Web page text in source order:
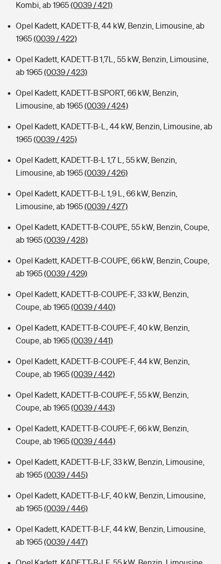
Kombi, ab 1965(0039 / 421)
Opel Kadett, KADETT-B, 44 kW, Benzin, Limousine, ab
1965(0039 / 422)
Opel Kadett, KADETT-B 1,7L, 55 kW, Benzin, Limousine,
ab 1965(0039 / 423)
Opel Kadett, KADETT-B SPORT, 66 kW, Benzin,
Limousine, ab 1965(0039 / 424)
Opel Kadett, KADETT-B-L, 44 kW, Benzin, Limousine, ab
1965(0039 / 425)
Opel Kadett, KADETT-B-L 1,7 L, 55 kW, Benzin,
Limousine, ab 1965(0039 / 426)
Opel Kadett, KADETT-B-L 1,9 L, 66 kW, Benzin,
Limousine, ab 1965(0039 / 427)
Opel Kadett, KADETT-B-COUPE, 55 kW, Benzin, Coupe,
ab 1965(0039 / 428)
Opel Kadett, KADETT-B-COUPE, 66 kW, Benzin, Coupe,
ab 1965(0039 / 429)
Opel Kadett, KADETT-B-COUPE-F, 33 kW, Benzin,
Coupe, ab 1965(0039 / 440)
Opel Kadett, KADETT-B-COUPE-F, 40 kW, Benzin,
Coupe, ab 1965(0039 / 441)
Opel Kadett, KADETT-B-COUPE-F, 44 kW, Benzin,
Coupe, ab 1965(0039 / 442)
Opel Kadett, KADETT-B-COUPE-F, 55 kW, Benzin,
Coupe, ab 1965(0039 / 443)
Opel Kadett, KADETT-B-COUPE-F, 66 kW, Benzin,
Coupe, ab 1965(0039 / 444)
Opel Kadett, KADETT-B-LF, 33 kW, Benzin, Limousine,
ab 1965(0039 / 445)
Opel Kadett, KADETT-B-LF, 40 kW, Benzin, Limousine,
ab 1965(0039 / 446)
Opel Kadett, KADETT-B-LF, 44 kW, Benzin, Limousine,
ab 1965(0039 / 447)